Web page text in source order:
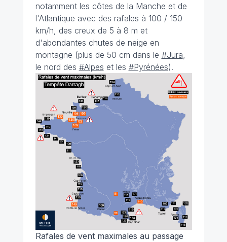
notamment les côtes de la Manche et de
l'Atlantique avec des rafales à 100 / 150
km/h, des creux de 5 à 8 m et
d'abondantes chutes de neige en
montagne (plus de 50 cm dans le #Jura
le nord des #Alpes et les #Pyrénées).
Rafales de vent maximales au passage